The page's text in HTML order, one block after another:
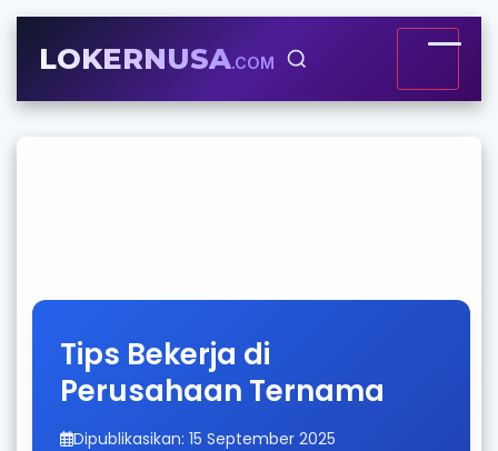
LOKERNUSA.COM
Tips Bekerja di
Perusahaan Ternama
Dipublikasikan: 15 September 2025